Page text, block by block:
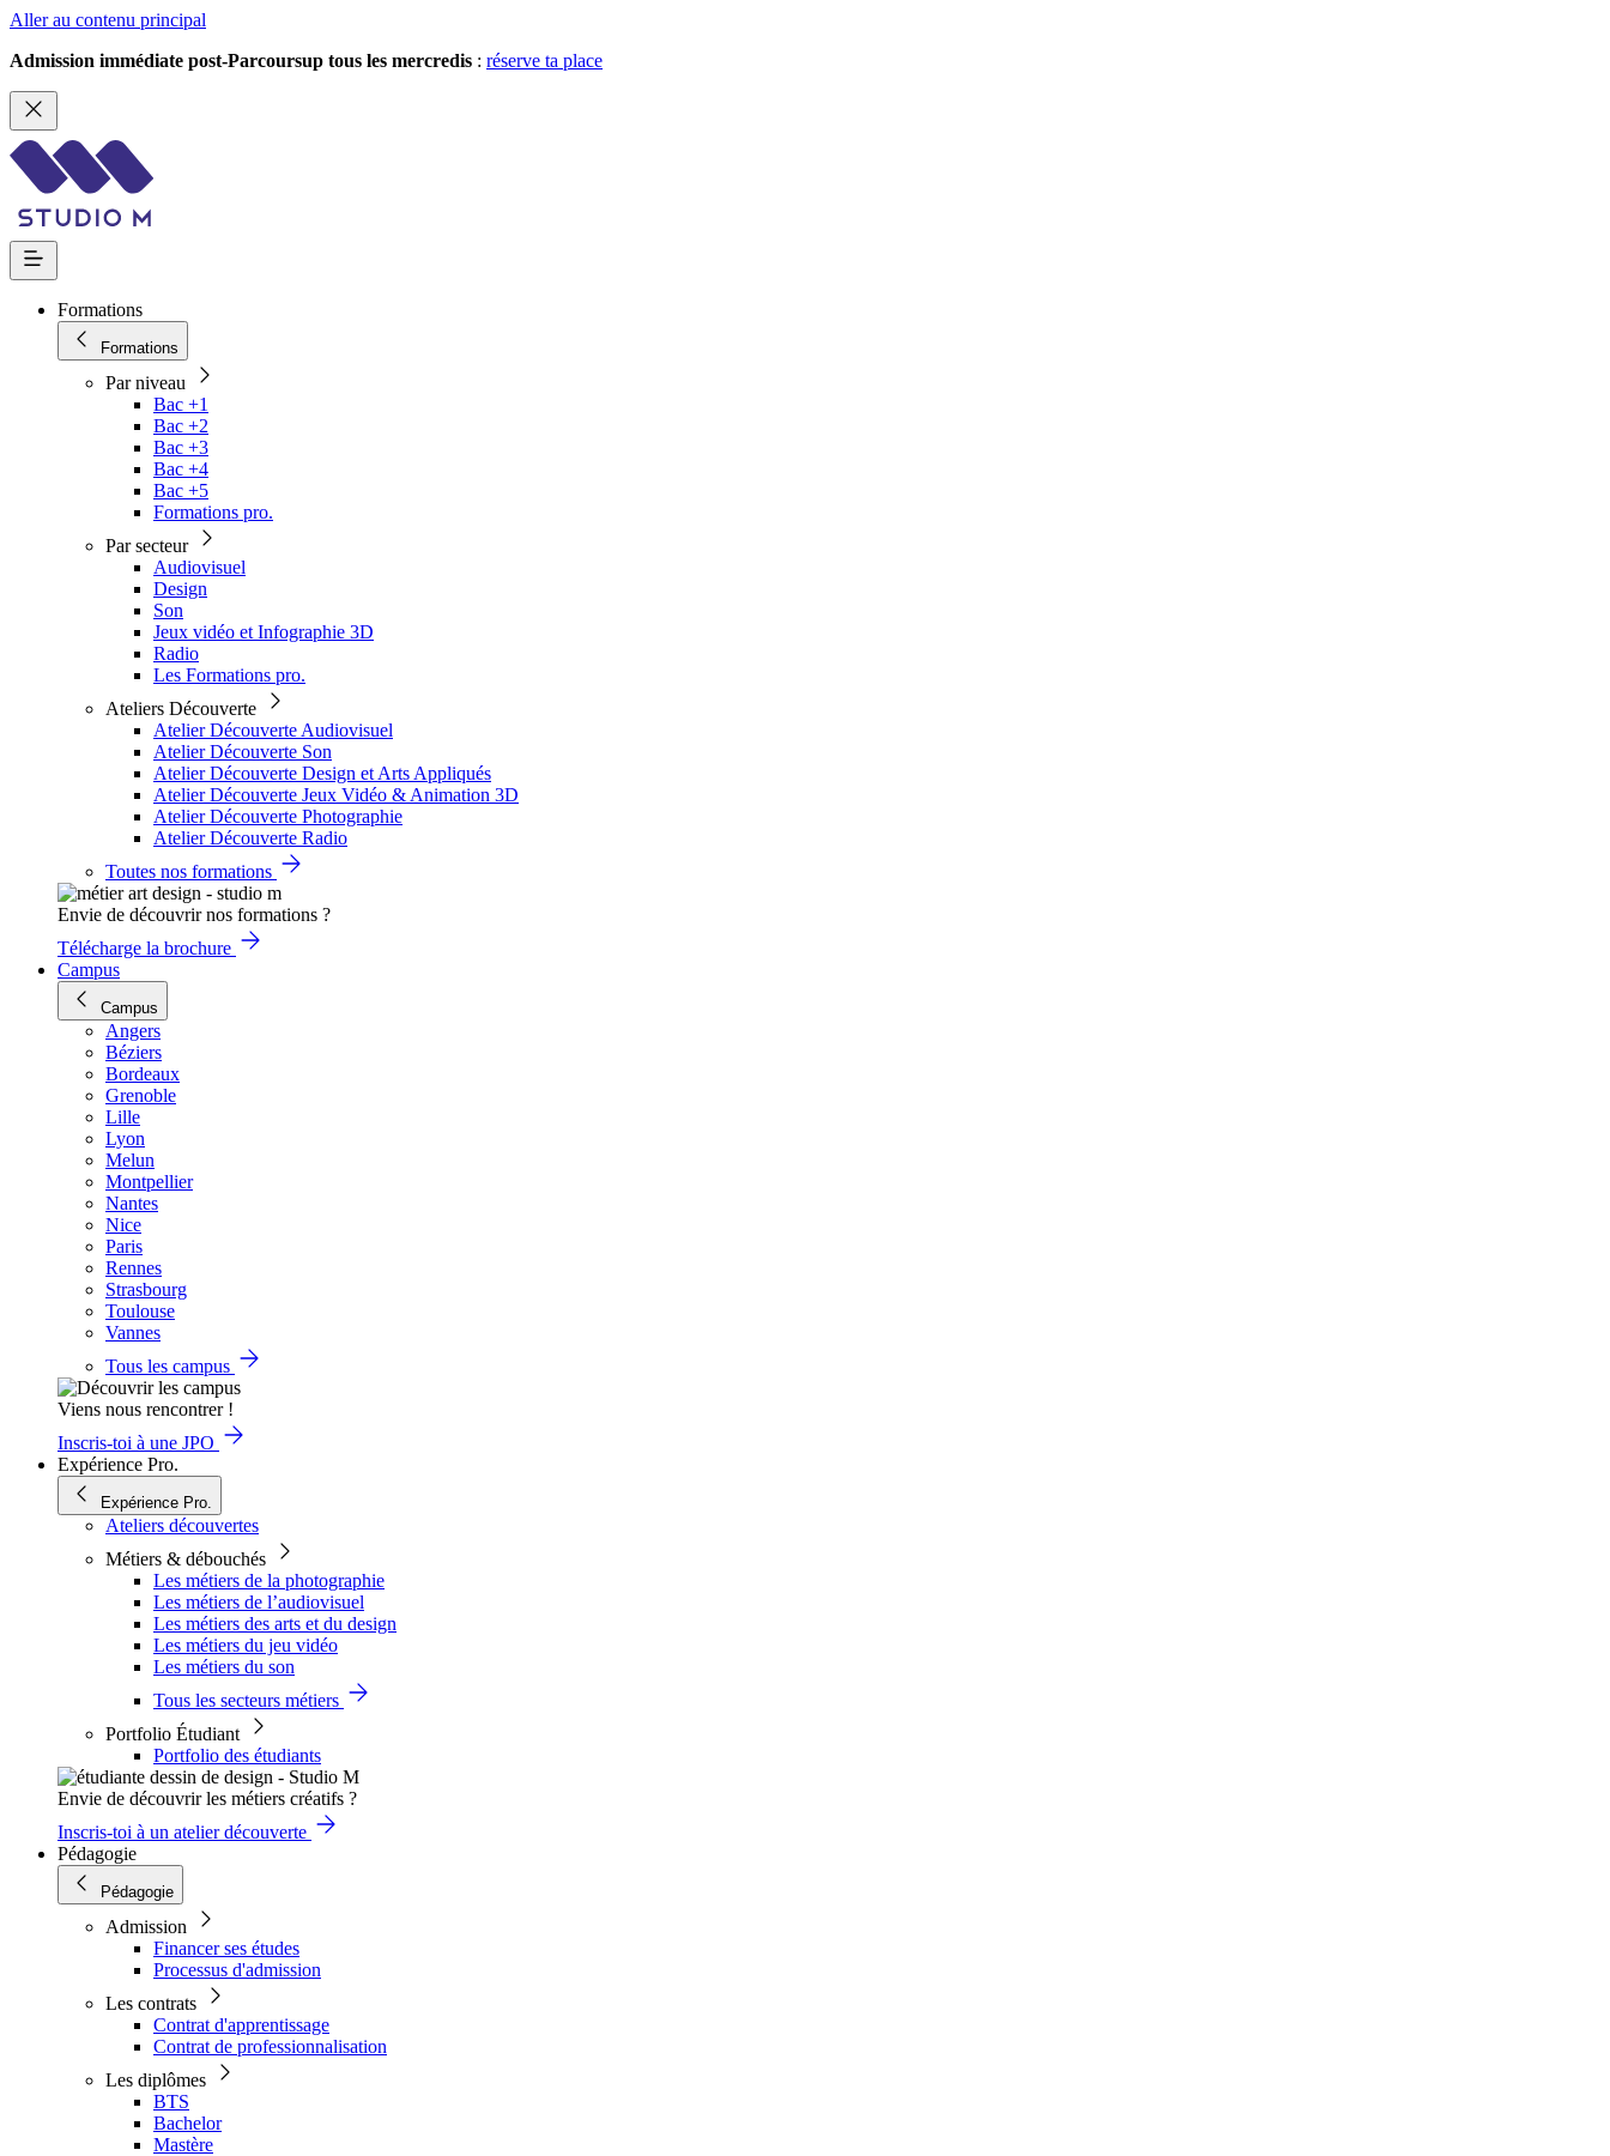
Aller au contenu principal
Admission immédiate post-Parcoursup tous les mercredis : réserve ta place
Formations
Formations
Par niveau
Bac +1
Bac +2
Bac +3
Bac +4
Bac +5
Formations pro.
Par secteur
Audiovisuel
Design
Son
Jeux vidéo et Infographie 3D
Radio
Les Formations pro.
Ateliers Découverte
Atelier Découverte Audiovisuel
Atelier Découverte Son
Atelier Découverte Design et Arts Appliqués
Atelier Découverte Jeux Vidéo & Animation 3D
Atelier Découverte Photographie
Atelier Découverte Radio
Toutes nos formations
Envie de découvrir nos formations ?
Télécharge la brochure
Campus
Campus
Angers
Béziers
Bordeaux
Grenoble
Lille
Lyon
Melun
Montpellier
Nantes
Nice
Paris
Rennes
Strasbourg
Toulouse
Vannes
Tous les campus
Viens nous rencontrer !
Inscris-toi à une JPO
Expérience Pro.
Expérience Pro.
Ateliers découvertes
Métiers & débouchés
Les métiers de la photographie
Les métiers de l’audiovisuel
Les métiers des arts et du design
Les métiers du jeu vidéo
Les métiers du son
Tous les secteurs métiers
Portfolio Étudiant
Portfolio des étudiants
Envie de découvrir les métiers créatifs ?
Inscris-toi à un atelier découverte
Pédagogie
Pédagogie
Admission
Financer ses études
Processus d'admission
Les contrats
Contrat d'apprentissage
Contrat de professionnalisation
Les diplômes
BTS
Bachelor
Mastère